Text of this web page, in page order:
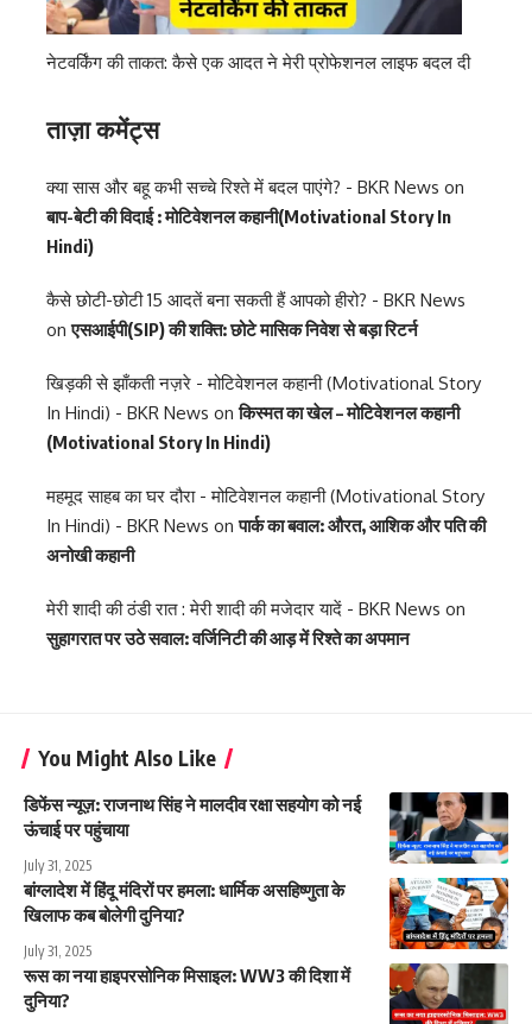
नेटवर्किंग की ताकत: कैसे एक आदत ने मेरी प्रोफेशनल लाइफ बदल दी
ताज़ा कमेंट्स
क्या सास और बहू कभी सच्चे रिश्ते में बदल पाएंगे? - BKR News on
बाप-बेटी की विदाई : मोटिवेशनल कहानी(Motivational Story In
Hindi)
कैसे छोटी-छोटी 15 आदतें बना सकती हैं आपको हीरो? - BKR News
onएसआईपी(SIP) की शक्ति: छोटे मासिक निवेश से बड़ा रिटर्न
खिड़की से झाँकती नज़रे - मोटिवेशनल कहानी (Motivational Story
In Hindi) - BKR News onकिस्मत का खेल – मोटिवेशनल कहानी
(Motivational Story In Hindi)
महमूद साहब का घर दौरा - मोटिवेशनल कहानी (Motivational Story
In Hindi) - BKR News onपार्क का बवाल: औरत, आशिक और पति की
अनोखी कहानी
मेरी शादी की ठंडी रात : मेरी शादी की मजेदार यादें - BKR News on
सुहागरात पर उठे सवाल: वर्जिनिटी की आड़ में रिश्ते का अपमान
You Might Also Like
डिफेंस न्यूज़: राजनाथ सिंह ने मालदीव रक्षा सहयोग को नई
ऊंचाई पर पहुंचाया
July 31, 2025
बांग्लादेश में हिंदू मंदिरों पर हमला: धार्मिक असहिष्णुता के
खिलाफ कब बोलेगी दुनिया?
July 31, 2025
रूस का नया हाइपरसोनिक मिसाइल: WW3 की दिशा में
दुनिया?